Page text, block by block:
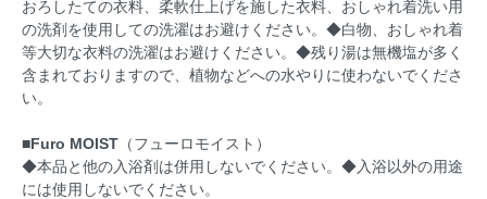
おろしたての衣料、柔軟仕上げを施した衣料、おしゃれ着洗い用
の洗剤を使用しての洗濯はお避けください。◆白物、おしゃれ着
等大切な衣料の洗濯はお避けください。◆残り湯は無機塩が多く
含まれておりますので、植物などへの水やりに使わないでくださ
い。
■Furo MOIST （フューロモイスト）
◆本品と他の入浴剤は併用しないでください。◆入浴以外の用途
には使用しないでください。